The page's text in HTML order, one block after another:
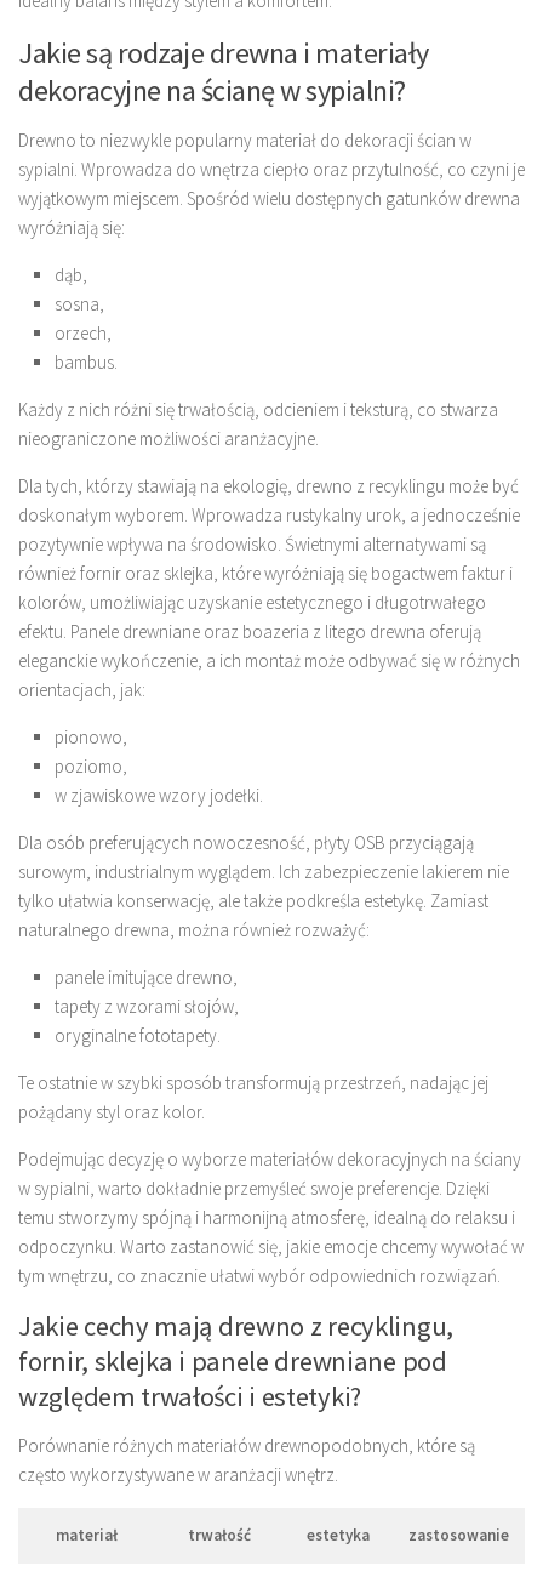
Jakie są rodzaje drewna i materiały
dekoracyjne na ścianę w sypialni?
Drewno to niezwykle popularny materiał do dekoracji ścian w
sypialni. Wprowadza do wnętrza ciepło oraz przytulność, co czyni je
wyjątkowym miejscem. Spośród wielu dostępnych gatunków drewna
wyróżniają się:
dąb,
sosna,
orzech,
bambus.
Każdy z nich różni się trwałością, odcieniem i teksturą, co stwarza
nieograniczone możliwości aranżacyjne.
Dla tych, którzy stawiają na ekologię, drewno z recyklingu może być
doskonałym wyborem. Wprowadza rustykalny urok, a jednocześnie
pozytywnie wpływa na środowisko. Świetnymi alternatywami są
również fornir oraz sklejka, które wyróżniają się bogactwem faktur i
kolorów, umożliwiając uzyskanie estetycznego i długotrwałego
efektu. Panele drewniane oraz boazeria z litego drewna oferują
eleganckie wykończenie, a ich montaż może odbywać się w różnych
orientacjach, jak:
pionowo,
poziomo,
w zjawiskowe wzory jodełki.
Dla osób preferujących nowoczesność, płyty OSB przyciągają
surowym, industrialnym wyglądem. Ich zabezpieczenie lakierem nie
tylko ułatwia konserwację, ale także podkreśla estetykę. Zamiast
naturalnego drewna, można również rozważyć:
panele imitujące drewno,
tapety z wzorami słojów,
oryginalne fototapety.
Te ostatnie w szybki sposób transformują przestrzeń, nadając jej
pożądany styl oraz kolor.
Podejmując decyzję o wyborze materiałów dekoracyjnych na ściany
w sypialni, warto dokładnie przemyśleć swoje preferencje. Dzięki
temu stworzymy spójną i harmonijną atmosferę, idealną do relaksu i
odpoczynku. Warto zastanowić się, jakie emocje chcemy wywołać w
tym wnętrzu, co znacznie ułatwi wybór odpowiednich rozwiązań.
Jakie cechy mają drewno z recyklingu,
fornir, sklejka i panele drewniane pod
względem trwałości i estetyki?
Porównanie różnych materiałów drewnopodobnych, które są
często wykorzystywane w aranżacji wnętrz.
materiał trwałość estetyka zastosowanie